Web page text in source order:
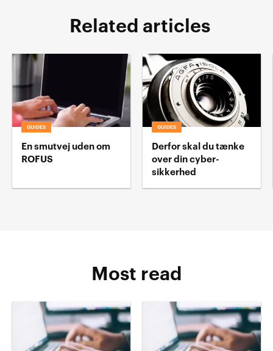
Related articles
GUIDES
En smutvej uden om
ROFUS
GUIDES
Derfor skal du tænke
over din cyber-
sikkerhed
Most read